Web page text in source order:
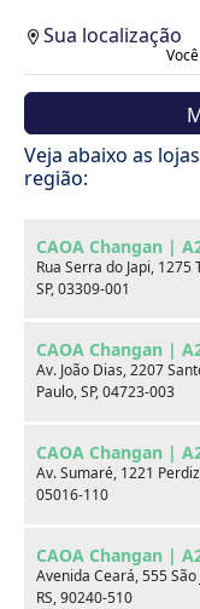
Sua localização
Veja abaixo as
região:
CAOA Changan |
Rua Serra do Japi, 1275
SP, 03309-001
CAOA Changan |
Av. João Dias, 2207
Paulo, SP, 04723-003
CAOA Changan |
Av. Sumaré, 1221
05016-110
CAOA Changan |
Avenida Ceará, 555
RS, 90240-510
Voltar